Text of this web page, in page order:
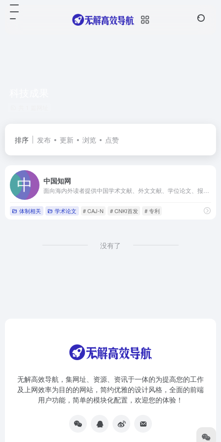
排序 发布 更新 浏览 点赞
中国知网
体制相关 学术论文 # CAJ-N # CNKI首发 # 专利
没有了
无解高效导航，集网址、资源、资讯于一体的为提高您的工作
及上网效率为目的的网站，简约优雅的设计风格，全面的前端
用户功能，简单的模块化配置，欢迎您的体验！